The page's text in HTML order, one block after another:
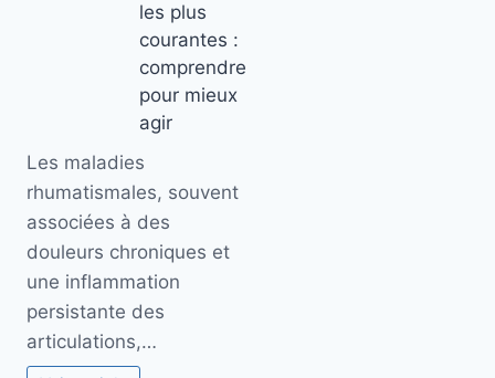
les plus
courantes :
comprendre
pour mieux
agir
Les maladies
rhumatismales, souvent
associées à des
douleurs chroniques et
une inflammation
persistante des
articulations,…